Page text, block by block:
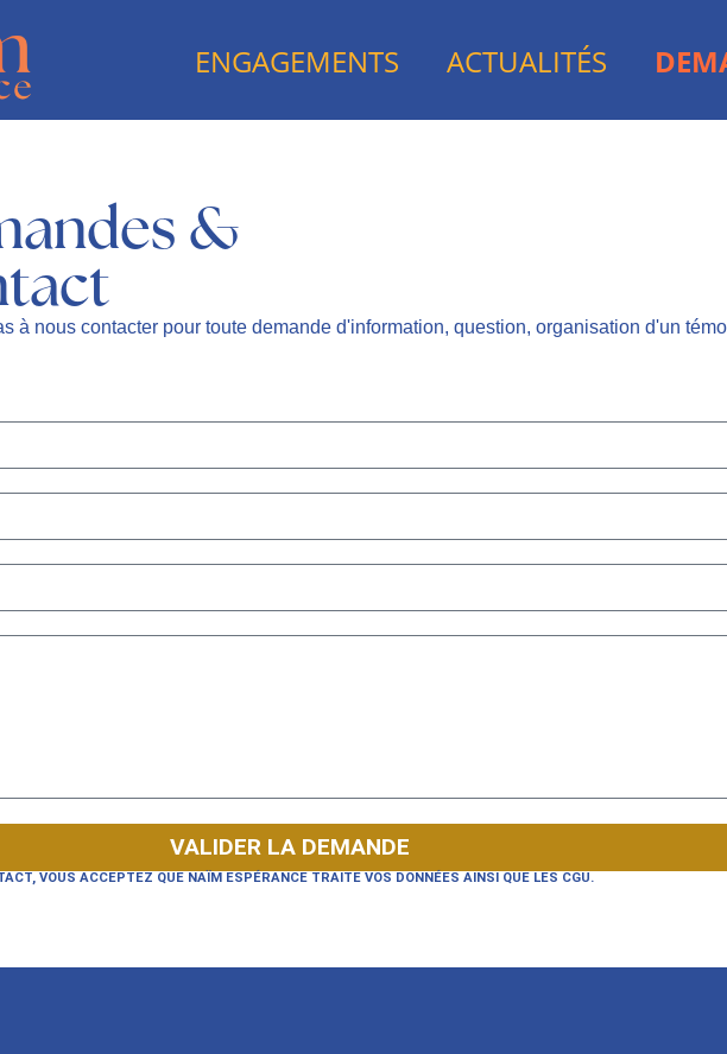
ENGAGEMENTS ACTUALITÉS
&
à nous contacter pour toute demande d'information, question, organisation d'un
VALIDER LA DEMANDE
VOUS ACCEPTEZ QUE NAÏM ESPÉRANCE TRAITE VOS DONNÉES AINSI QUE LES CGU.